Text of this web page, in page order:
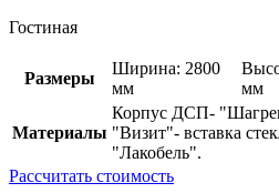
Гостиная
Размеры
Ширина: 2800
мм
мм
Материалы
Корпус ДСП-
"Визит"- вставка
"Лакобель".
Рассчитать стоимость